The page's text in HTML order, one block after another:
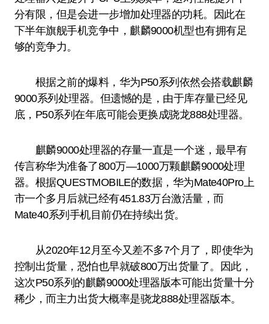
分有限，但是会进一步增加处理器的功耗。因此在
下半年旗舰手机竞争中，麒麟9000机型也有拥有足
够的竞争力。
根据之前的爆料，华为P50系列依然会搭载麒麟
9000系列处理器。但遗憾的是，由于库存量已经见
底，P50系列在年底可能会更换成骁龙888处理器。
麒麟9000处理器的存量一直是一个迷，最早有
传言称华为准备了800万—1000万颗麒麟9000处理
器。根据QUESTMOBILE的数据，华为Mate40Pro上
市一个多月后就已经有451.83万台激活量，而
Mate40系列手机目前仍在持续出货。
从2020年12月至今又差不多7个月了，即使华为
控制出货量，恐怕也早就破800万出货量了。因此，
这次P50系列的麒麟9000处理器版本可能出货量十分
稀少，而主力出货大概率是骁龙888处理器版本。